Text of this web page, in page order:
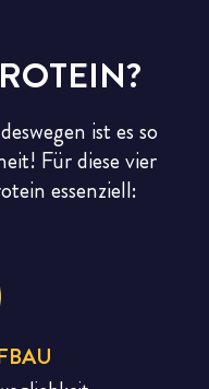
ist es so
Für diese vier
essenziell: